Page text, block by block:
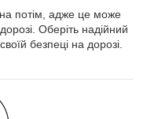
на потім, адже це може
Оберіть надійний
безпеці на дорозі.